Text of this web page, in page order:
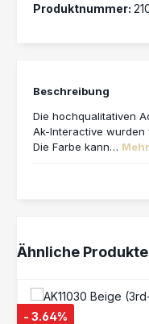
Produktnummer:
Beschreibung
Die hochqualitativen
Ak-Interactive wurden
Die Farbe kann… Mehr
Produktgalerie
Ähnliche Produkte
- 3.64%